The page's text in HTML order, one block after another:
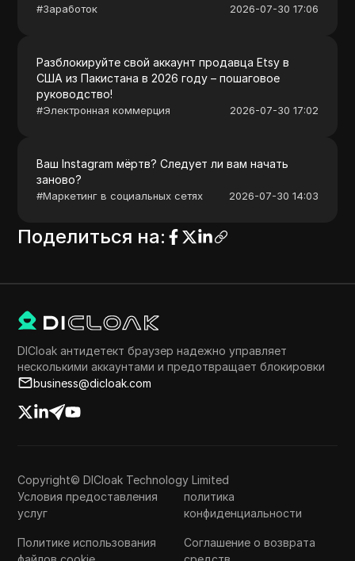
#Заработок 2026-07-30 17:06
Разблокируйте свой аккаунт продавца Etsy в
США из Пакистана в 2026 году – пошаговое
руководство!
#Электронная коммерция 2026-07-30 17:02
Ваш Instagram мёртв? Следует ли вам начать
заново?
#Маркетинг в социальных сетях 2026-07-30 14:03
Поделиться на:
DICloak антидетект браузер надежно управляет
несколькими аккаунтами и предотвращает блокировки
business@dicloak.com
Copyright© DICloak Technology Limited
Условия предоставления
услуг
политика
конфиденциальности
Политике использования
Соглашение о возврата